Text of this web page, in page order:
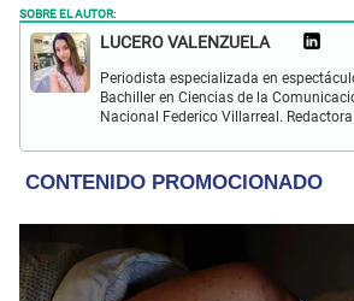
SOBRE EL AUTOR:
LUCERO VALENZUELA
Periodista especializada en
Bachiller en Ciencias de la
Nacional Federico Villarreal.
celebridades internacionales, música